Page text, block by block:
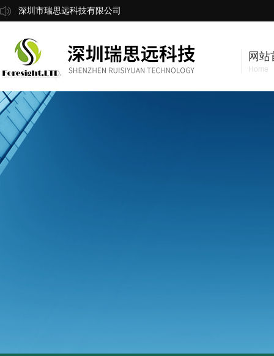
深圳市瑞思远科技有限公司
网站
Home